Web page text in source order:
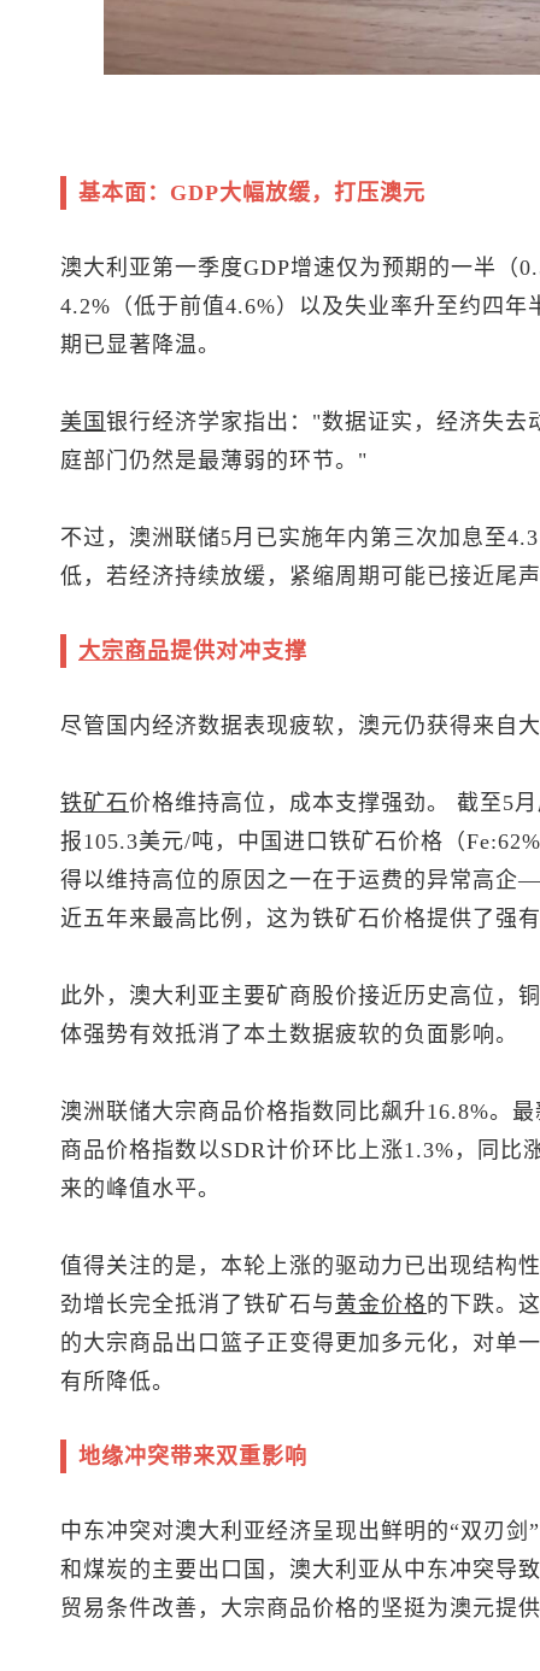
基本面：GDP大幅放缓，打压澳元
澳大利亚第一季度GDP增速仅为预期的一半（
4.2%（低于前值4.6%）以及失业率升至约四
期已显著降温。
美国 银行经济学家指出："数据证实，经济失
庭部门仍然是最薄弱的环节。"
不过，澳洲联储5月已实施年内第三次加息至
低，若经济持续放缓，紧缩周期可能已接近尾
大宗商品提供对冲支撑
尽管国内经济数据表现疲软，澳元仍获得来自
铁矿石价格维持高位，成本支撑强劲。 截至5
报105.3美元/吨，中国进口铁矿石价格（
得以维持高位的原因之一在于运费的异常高
近五年来最高比例，这为铁矿石价格提供了强
此外，澳大利亚主要矿商股价接近历史高位，
体强势有效抵消了本土数据疲软的负面影响。
澳洲联储大宗商品价格指数同比飙升16.8%。
商品价格指数以SDR计价环比上涨1.3%，同比
来的峰值水平。
值得关注的是，本轮上涨的驱动力已出现结
劲增长完全抵消了铁矿石与 黄金价格的下跌。
的大宗商品出口篮子正变得更加多元化，对单
有所降低。
地缘冲突带来双重影响
中东冲突对澳大利亚经济呈现出鲜明的“双刃
和煤炭的主要出口国，澳大利亚从中东冲突导
贸易条件改善，大宗商品价格的坚挺为澳元提